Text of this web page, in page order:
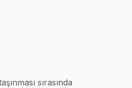
uygun fiyata çalışır — bu
oluyoruz.
uzman:
sırasında